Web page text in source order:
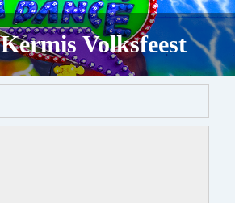
Kermis Volksfeest